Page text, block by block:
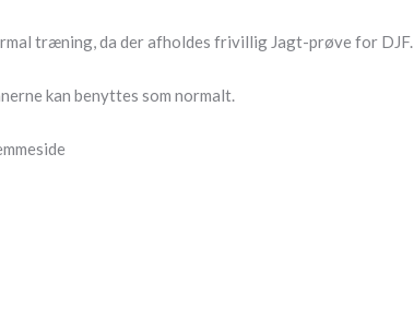
træning, da der afholdes frivillig Jagt-prøve for DJF.
kan benyttes som normalt.